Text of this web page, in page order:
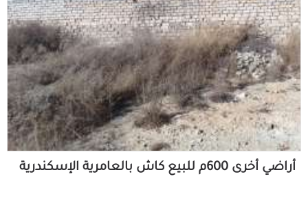
أراضي أخرى 600م للبيع كاش بالعامرية الإسكندرية